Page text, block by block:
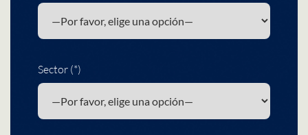
Sector (*)